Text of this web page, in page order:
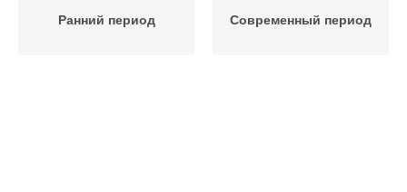
Ранний период Современный период